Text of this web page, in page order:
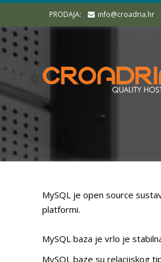
PRODAJA: info@croadria.hr
MySQL je open source
platformi.
MySQL baza je vrlo je
MySQL baze su relacijskog